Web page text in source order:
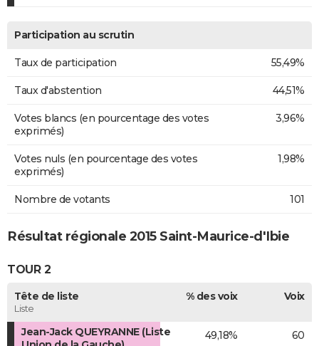
Participation au scrutin
Taux de participation 55,49%
Taux d'abstention 44,51%
Votes blancs (en pourcentage des votes
exprimés)
3,96%
Votes nuls (en pourcentage des votes
exprimés)
1,98%
Nombre de votants 101
Résultat régionale 2015 Saint-Maurice-d'Ibie
TOUR 2
Tête de liste
Liste
% des voix Voix
Jean-Jack QUEYRANNE (Liste
49,18% 60